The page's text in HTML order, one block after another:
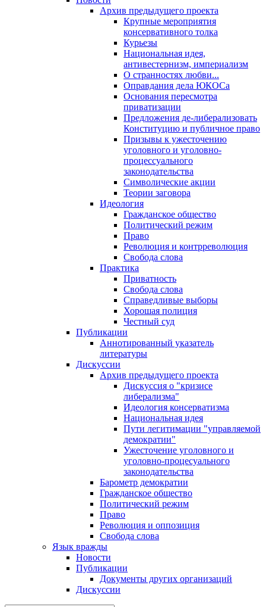
Архив предыдущего проекта
Крупные мероприятия
консервативного толка
Курьезы
Национальная идея,
антивестернизм, империализм
О странностях любви...
Оправдания дела ЮКОСа
Основания пересмотра
приватизации
Предложения де-либерализовать
Конституцию и публичное право
Призывы к ужесточению
уголовного и уголовно-
процессуального
законодательства
Символические акции
Теории заговора
Идеология
Гражданское общество
Политический режим
Право
Революция и контрреволюция
Свобода слова
Практика
Приватность
Свобода слова
Справедливые выборы
Хорошая полиция
Честный суд
Публикации
Аннотированный указатель
литературы
Дискуссии
Архив предыдущего проекта
Дискуссия о "кризисе
либерализма"
Идеология консерватизма
Национальная идея
Пути легитимации "управляемой
демократии"
Ужесточение уголовного и
уголовно-процесуального
законодательства
Барометр демократии
Гражданское общество
Политический режим
Право
Революция и оппозиция
Свобода слова
Язык вражды
Новости
Публикации
Документы других организаций
Дискуссии